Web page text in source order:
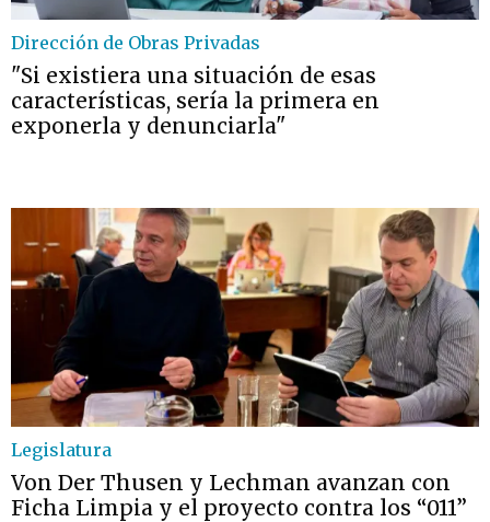
Dirección de Obras Privadas
"Si existiera una situación de esas
características, sería la primera en
exponerla y denunciarla"
Legislatura
Von Der Thusen y Lechman avanzan con
Ficha Limpia y el proyecto contra los “011”